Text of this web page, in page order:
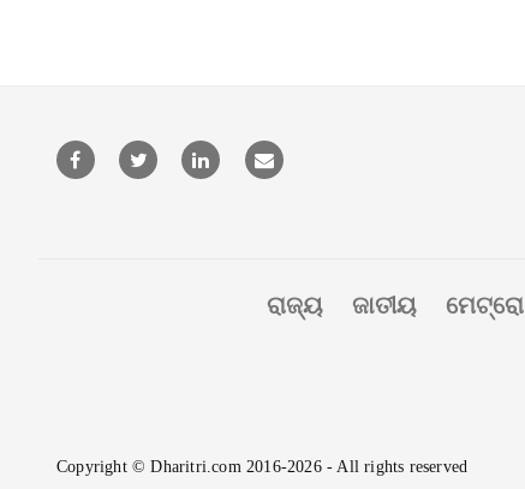
ରାଜ୍ୟ ଜାତୀୟ ମେଟ୍ରୋ
Copyright © Dharitri.com 2016-2026 - All rights reserved